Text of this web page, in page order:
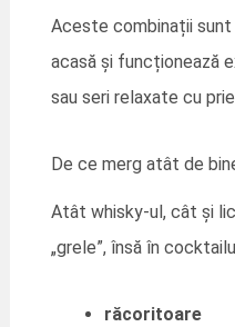
Aceste combinații
acasă și funcționează
sau seri relaxate cu
De ce merg atât de
Atât whisky-ul, cât și
„grele”, însă în
răcoritoare